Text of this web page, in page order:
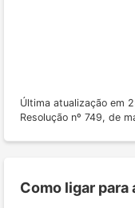
Última atualização em
Resolução nº 749, de
Como ligar para